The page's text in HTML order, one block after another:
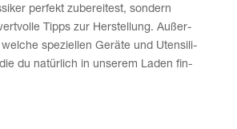
per­fekt zube­rei­test, son­dern
Tipps zur Her­stel­lung. Außer­
spe­zi­el­len Gerä­te und Uten­si­li­
du natür­lich in unse­rem Laden fin­